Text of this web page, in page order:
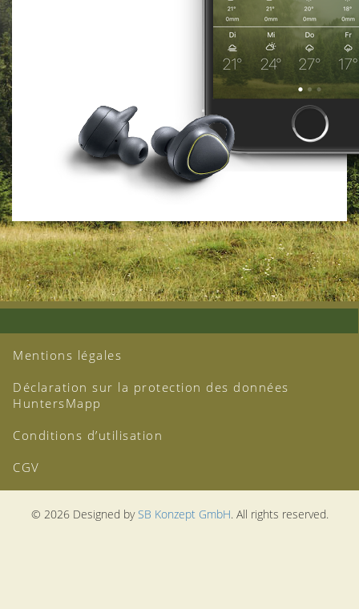
Mentions légales
Déclaration sur la protection des données
HuntersMapp
Conditions d’utilisation
CGV
© 2026 Designed bySB Konzept GmbH. All rights reserved.